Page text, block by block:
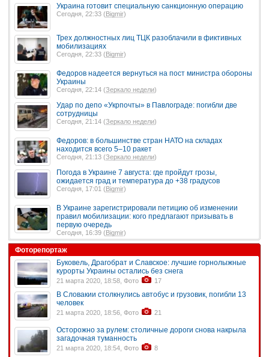
Украина готовит специальную санкционную операцию
Сегодня, 22:33 (Bigmir)
Трех должностных лиц ТЦК разоблачили в фиктивных
мобилизациях
Сегодня, 22:33 (Bigmir)
Федоров надеется вернуться на пост министра обороны
Украины
Сегодня, 22:14 (Зеркало недели)
Удар по депо «Укрпочты» в Павлограде: погибли две
сотрудницы
Сегодня, 21:14 (Зеркало недели)
Федоров: в большинстве стран НАТО на складах
находится всего 5–10 ракет
Сегодня, 21:13 (Зеркало недели)
Погода в Украине 7 августа: где пройдут грозы,
ожидается град и температура до +38 градусов
Сегодня, 17:01 (Bigmir)
В Украине зарегистрировали петицию об изменении
правил мобилизации: кого предлагают призывать в
первую очередь
Сегодня, 16:39 (Bigmir)
Фоторепортаж
Буковель, Драгобрат и Славское: лучшие горнолыжные
курорты Украины остались без снега
21 марта 2020, 18:58, Фото 17
В Словакии столкнулись автобус и грузовик, погибли 13
человек
21 марта 2020, 18:56, Фото 21
Осторожно за рулем: столичные дороги снова накрыла
загадочная туманность
21 марта 2020, 18:54, Фото 8